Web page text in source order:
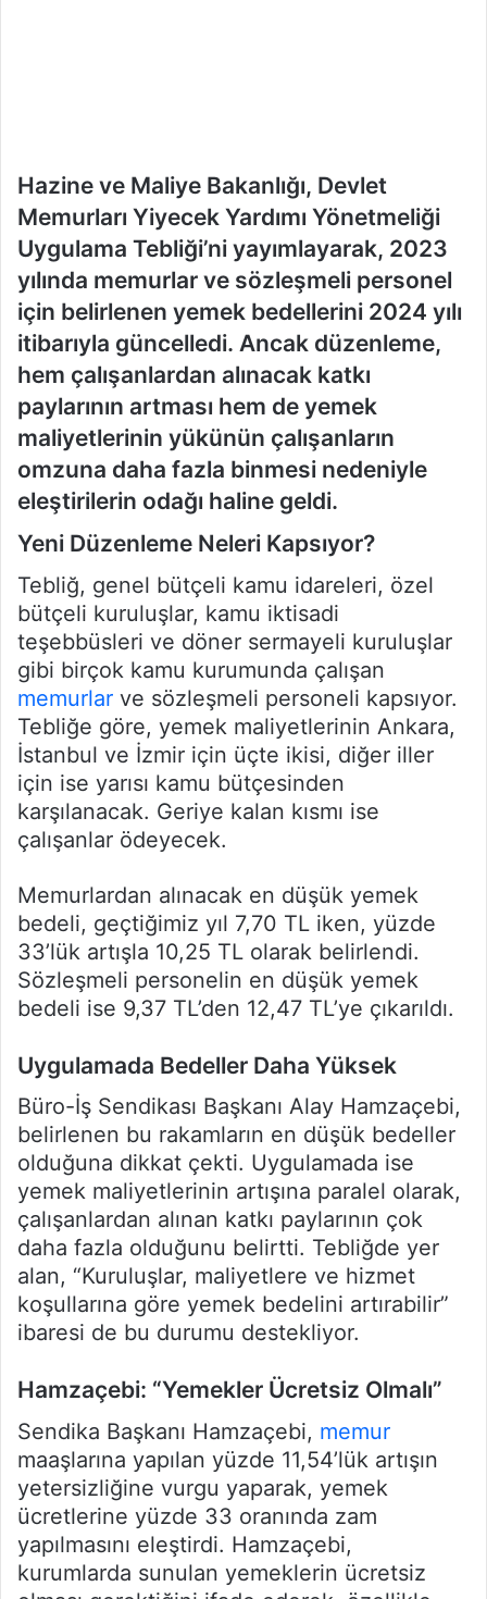
Hazine ve Maliye Bakanlığı, Devlet
Memurları Yiyecek Yardımı Yönetmeliği
Uygulama Tebliği’ni yayımlayarak, 2023
yılında memurlar ve sözleşmeli personel
için belirlenen yemek bedellerini 2024 yılı
itibarıyla güncelledi. Ancak düzenleme,
hem çalışanlardan alınacak katkı
paylarının artması hem de yemek
maliyetlerinin yükünün çalışanların
omzuna daha fazla binmesi nedeniyle
eleştirilerin odağı haline geldi.
Yeni Düzenleme Neleri Kapsıyor?
Tebliğ, genel bütçeli kamu idareleri, özel
bütçeli kuruluşlar, kamu iktisadi
teşebbüsleri ve döner sermayeli kuruluşlar
gibi birçok kamu kurumunda çalışan
memurlar ve sözleşmeli personeli kapsıyor.
Tebliğe göre, yemek maliyetlerinin Ankara,
İstanbul ve İzmir için üçte ikisi, diğer iller
için ise yarısı kamu bütçesinden
karşılanacak. Geriye kalan kısmı ise
çalışanlar ödeyecek.
Memurlardan alınacak en düşük yemek
bedeli, geçtiğimiz yıl 7,70 TL iken, yüzde
33’lük artışla 10,25 TL olarak belirlendi.
Sözleşmeli personelin en düşük yemek
bedeli ise 9,37 TL’den 12,47 TL’ye çıkarıldı.
Uygulamada Bedeller Daha Yüksek
Büro-İş Sendikası Başkanı Alay Hamzaçebi,
belirlenen bu rakamların en düşük bedeller
olduğuna dikkat çekti. Uygulamada ise
yemek maliyetlerinin artışına paralel olarak,
çalışanlardan alınan katkı paylarının çok
daha fazla olduğunu belirtti. Tebliğde yer
alan, “Kuruluşlar, maliyetlere ve hizmet
koşullarına göre yemek bedelini artırabilir”
ibaresi de bu durumu destekliyor.
Hamzaçebi: “Yemekler Ücretsiz Olmalı”
Sendika Başkanı Hamzaçebi, memur
maaşlarına yapılan yüzde 11,54’lük artışın
yetersizliğine vurgu yaparak, yemek
ücretlerine yüzde 33 oranında zam
yapılmasını eleştirdi. Hamzaçebi,
kurumlarda sunulan yemeklerin ücretsiz